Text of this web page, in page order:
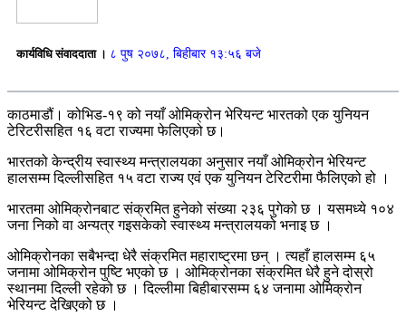
कार्यविधि संवाददाता । ८ पुष २०७८, बिहीबार १३:५६ बजे
काठमाडौं। कोभिड-१९ को नयाँ ओमिक्रोन भेरियन्ट भारतको एक युनियन
टेरिटरीसहित १६ वटा राज्यमा फेलिएको छ।
भारतको केन्द्रीय स्वास्थ्य मन्त्रालयका अनुसार नयाँ ओमिक्रोन भेरियन्ट
हालसम्म दिल्लीसहित १५ वटा राज्य एवं एक युनियन टेरिटरीमा फैलिएको हो ।
भारतमा ओमिक्रोनबाट संक्रमित हुनेको संख्या २३६ पुगेको छ । यसमध्ये १०४
जना निको वा अन्यत्र गइसकेको स्वास्थ्य मन्त्रालयको भनाइ छ ।
ओमिक्रोनका सबैभन्दा धेरै संक्रमित महाराष्ट्रमा छन् । त्यहाँ हालसम्म ६५
जनामा ओमिक्रोन पुष्टि भएको छ । ओमिक्रोनका संक्रमित धेरै हुने दोस्रो
स्थानमा दिल्ली रहेको छ । दिल्लीमा बिहीबारसम्म ६४ जनामा ओमिक्रोन
भेरियन्ट देखिएको छ ।